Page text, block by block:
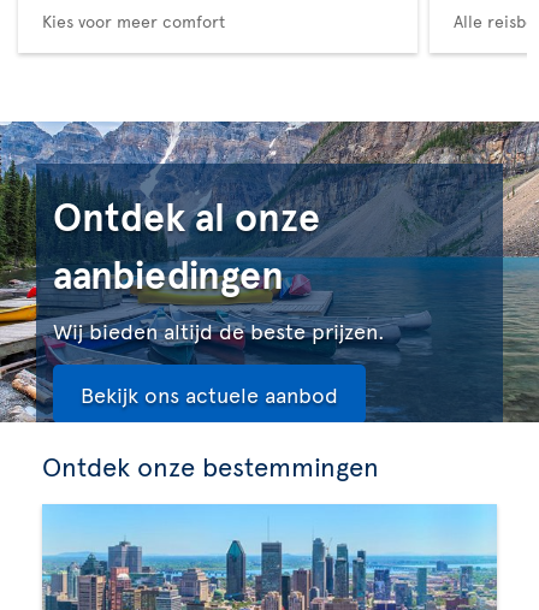
Kies voor meer comfort Alle
Ontdek al onze
aanbiedingen
Wij bieden altijd de beste prijzen.
Bekijk ons actuele aanbod
Ontdek onze bestemmingen